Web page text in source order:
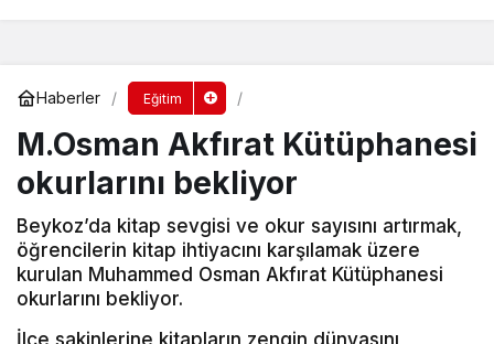
Haberler Eğitim
M.Osman Akfırat Kütüphanesi
okurlarını bekliyor
Beykoz’da kitap sevgisi ve okur sayısını artırmak,
öğrencilerin kitap ihtiyacını karşılamak üzere
kurulan Muhammed Osman Akfırat Kütüphanesi
okurlarını bekliyor.
İlçe sakinlerine kitapların zengin dünyasını